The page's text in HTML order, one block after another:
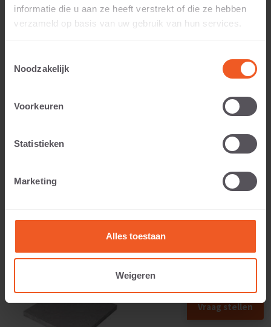
informatie die u aan ze heeft verstrekt of die ze hebben
verzameld op basis van uw gebruik van hun services.
Noodzakelijk
Voorkeuren
Statistieken
Marketing
Alles toestaan
Weigeren
5 CM DIKTE
Toepasbaar voor:
Gewicht:
Vraag stellen